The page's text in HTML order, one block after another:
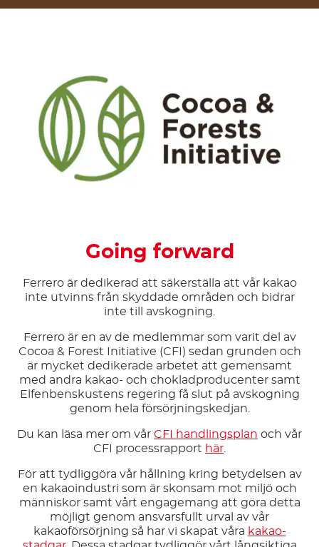
Going forward
Ferrero är dedikerad att säkerställa att vår kakao
inte utvinns från skyddade områden och bidrar
inte till avskogning.
Ferrero är en av de medlemmar som varit del av
Cocoa & Forest Initiative (CFI) sedan grunden och
är mycket dedikerade arbetet att gemensamt
med andra kakao- och chokladproducenter samt
Elfenbenskustens regering få slut på avskogning
genom hela försörjningskedjan.
Du kan läsa mer om vår CFI handlingsplan och vår
CFI processrapport här.
För att tydliggöra vår hållning kring betydelsen av
en kakaoindustri som är skonsam mot miljö och
människor samt vårt engagemang att göra detta
möjligt genom ansvarsfullt urval av vår
kakaoförsörjning så har vi skapat våra kakao-